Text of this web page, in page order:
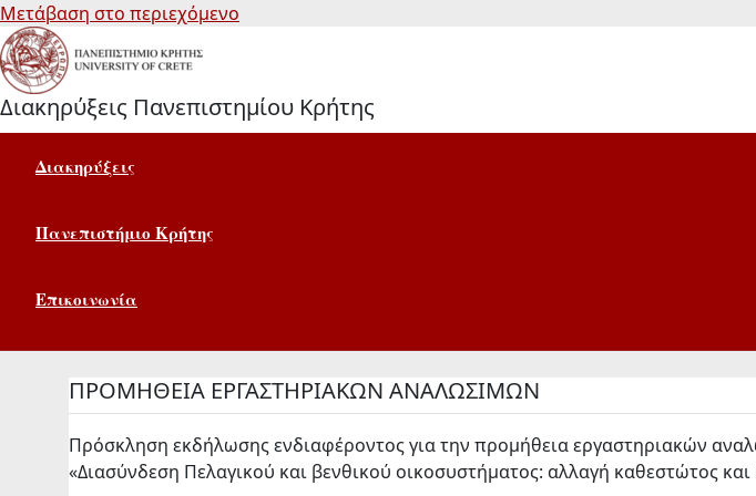
Μετάβαση στο περιεχόμενο
Διακηρύξεις Πανεπιστημίου Κρήτης
Διακηρύξεις
Πανεπιστήμιο Κρήτης
Επικοινωνία
ΠΡΟΜΗΘΕΙΑ ΕΡΓΑΣΤΗΡΙΑΚΩΝ ΑΝΑΛΩΣΙΜΩΝ
Πρόσκληση εκδήλωσης ενδιαφέροντος για την προμήθεια εργαστηριακών
«Διασύνδεση Πελαγικού και βενθικού οικοσυστήματος: αλλαγή καθεστώτος